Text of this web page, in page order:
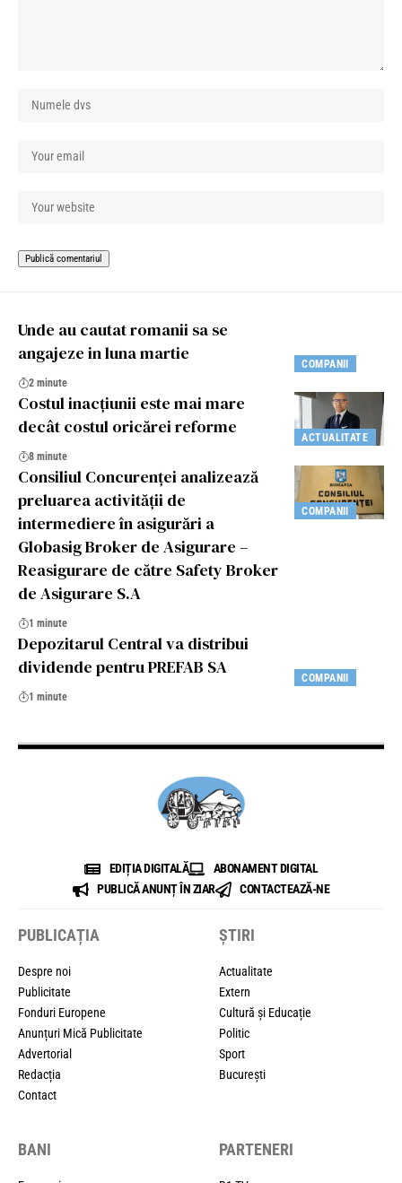
COMPANII
Unde au cautat romanii sa se
angajeze in luna martie
2 minute
ACTUALITATE
Costul inacțiunii este mai mare
decât costul oricărei reforme
8 minute
COMPANII
Consiliul Concurenței analizează
preluarea activității de
intermediere în asigurări a
Globasig Broker de Asigurare –
Reasigurare de către Safety Broker
de Asigurare S.A
1 minute
COMPANII
Depozitarul Central va distribui
dividende pentru PREFAB SA
1 minute
EDIȚIA DIGITALĂ
ABONAMENT DIGITAL
PUBLICĂ ANUNȚ ÎN ZIAR
CONTACTEAZĂ-NE
PUBLICAȚIA
Despre noi
Publicitate
Fonduri Europene
Anunțuri Mică Publicitate
Advertorial
Redacția
Contact
ȘTIRI
Actualitate
Extern
Cultură și Educație
Politic
Sport
București
BANI PARTENERI